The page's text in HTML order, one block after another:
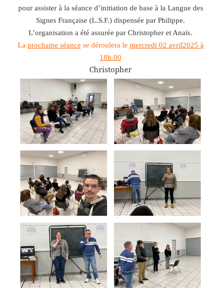
pour assister à la séance d’initiation de base à la Langue des
Signes Française (L.S.F.) dispensée par Philippe.
L’organisation a été assurée par Christopher et Anaïs.
La prochaine séance se déroulera le mercredi 02 avril2025 à
18h.00
Christopher